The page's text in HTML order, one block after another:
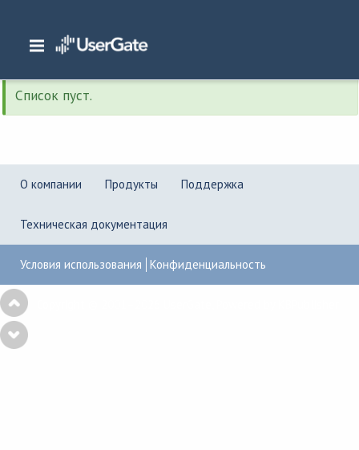
Главная/ Закреплённый
Список пуст.
О компании Продукты Поддержка
Техническая документация
Условия использования Конфиденциальность